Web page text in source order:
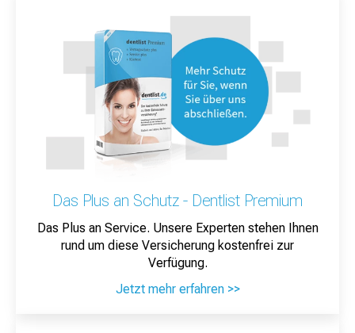
Das Plus an Schutz - Dentlist Premium
Das Plus an Service. Unsere Experten stehen Ihnen
rund um diese Versicherung kostenfrei zur
Verfügung.
Jetzt mehr erfahren >>